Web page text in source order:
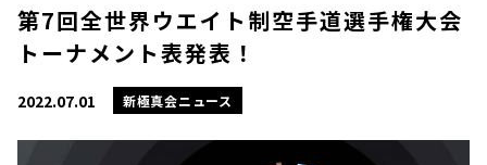
第7回全世界ウエイト制空手道選手権大会
トーナメント表発表！
2022.07.01 新極真会ニュース